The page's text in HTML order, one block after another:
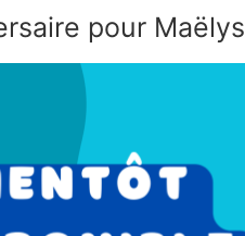
pour Maëlys